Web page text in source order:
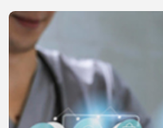
einen exzellenten
eine starke und engagierte